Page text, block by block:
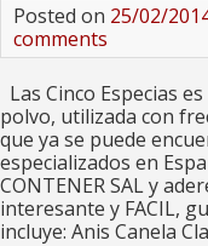
Posted on 25/02/
comments
Las Cinco Especias
polvo, utilizada con
que ya se puede
especializados en
CONTENER SAL y
interesante y FACIL,
incluye: Anis Canela